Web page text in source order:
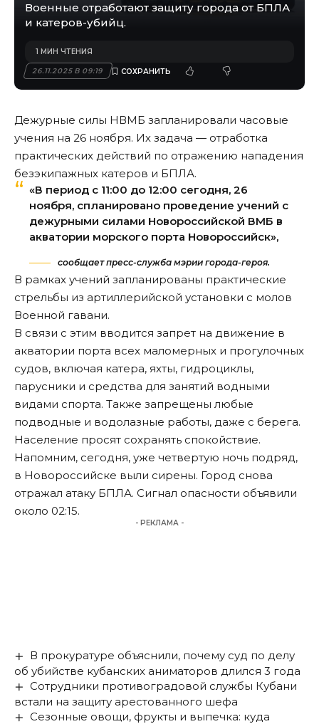
Военные отработают защиту города от БПЛА
и катеров-убийц.
26.11.2025 В 09:19
1 МИН ЧТЕНИЯ
Дежурные силы НВМБ запланировали часовые
учения на 26 ноября. Их задача — отработка
практических действий по отражению нападения
безэкипажных катеров и БПЛА.
«В период с 11:00 до 12:00 сегодня, 26
ноября, спланировано проведение учений с
дежурными силами Новороссийской ВМБ в
акватории морского порта Новороссийск»,
сообщает пресс-служба мэрии города-героя.
В рамках учений запланированы практические
стрельбы из артиллерийской установки с молов
Военной гавани.
В связи с этим вводится запрет на движение в
акватории порта всех маломерных и прогулочных
судов, включая катера, яхты, гидроциклы,
парусники и средства для занятий водными
видами спорта. Также запрещены любые
подводные и водолазные работы, даже с берега.
Население просят сохранять спокойствие.
Напомним, сегодня, уже четвертую ночь подряд,
в Новороссийске выли сирены. Город снова
отражал атаку БПЛА. Сигнал опасности объявили
около 02:15.
- РЕКЛАМА -
В прокуратуре объяснили, почему суд по делу
об убийстве кубанских аниматоров длился 3 года
Сотрудники противоградовой службы Кубани
встали на защиту арестованного шефа
Сезонные овощи, фрукты и выпечка: куда